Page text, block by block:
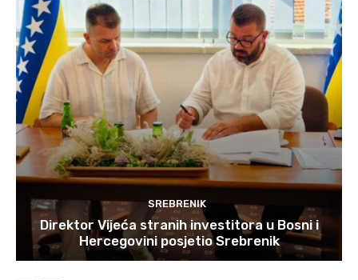
SREBRENIK
Direktor Vijeća stranih investitora u Bosni i
Hercegovini posjetio Srebrenik